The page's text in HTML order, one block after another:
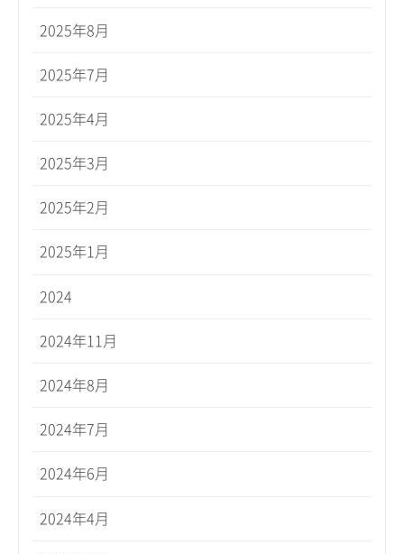
2025年8月
2025年7月
2025年4月
2025年3月
2025年2月
2025年1月
2024
2024年11月
2024年8月
2024年7月
2024年6月
2024年4月